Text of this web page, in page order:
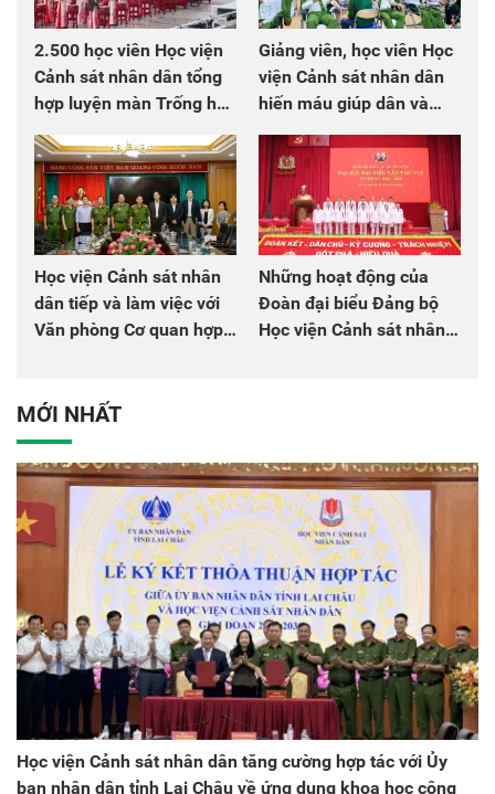
2.500 học viên Học viện
Cảnh sát nhân dân tổng
hợp luyện màn Trống hội
Giảng viên, học viên Học
viện Cảnh sát nhân dân
hiến máu giúp dân và
Học viện Cảnh sát nhân
dân tiếp và làm việc với
Văn phòng Cơ quan hợp
Những hoạt động của
Đoàn đại biểu Đảng bộ
Học viện Cảnh sát nhân
MỚI NHẤT
Học viện Cảnh sát nhân dân tăng cường hợp tác với Ủy
ban nhân dân tỉnh Lai Châu về ứng dụng khoa học công